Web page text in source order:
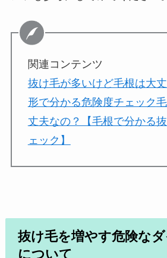
関連コンテンツ
抜け毛が多いけど毛根は大
形で分かる危険度チェック
丈夫なの？【毛根で分かる
ェック】
抜け毛を増やす危険な
について